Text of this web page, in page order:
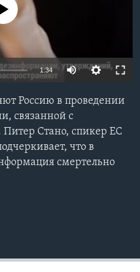
currently available
1:34
Россию в проведении
связанной с
Питер Стано, спикер ЕС
что в
смертельно